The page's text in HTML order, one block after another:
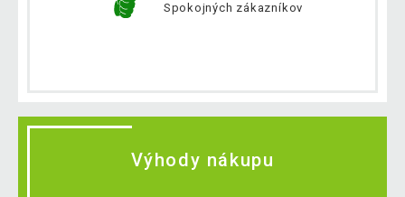
Spokojných zákazníkov
Výhody nákupu